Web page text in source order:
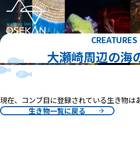
CREATURES
大瀬崎周辺の海
現在、コンブ目に登録されている生き物は
生き物一覧に戻る